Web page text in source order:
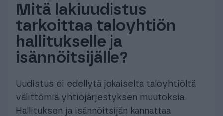
Mitä lakiuudistus
tarkoittaa taloyhtiön
hallitukselle ja
isännöitsijälle?
Uudistus ei edellytä jokaiselta taloyhtiöltä
välittömiä yhtiöjärjestyksen muutoksia.
Hallituksen ja isännöitsijän kannattaa